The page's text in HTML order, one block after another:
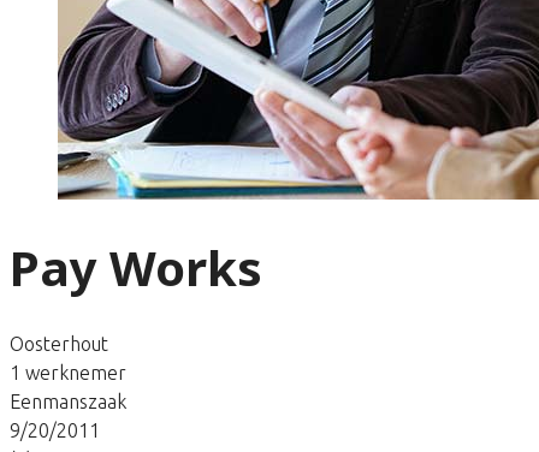
Pay Works
Oosterhout
1 werknemer
Eenmanszaak
9/20/2011